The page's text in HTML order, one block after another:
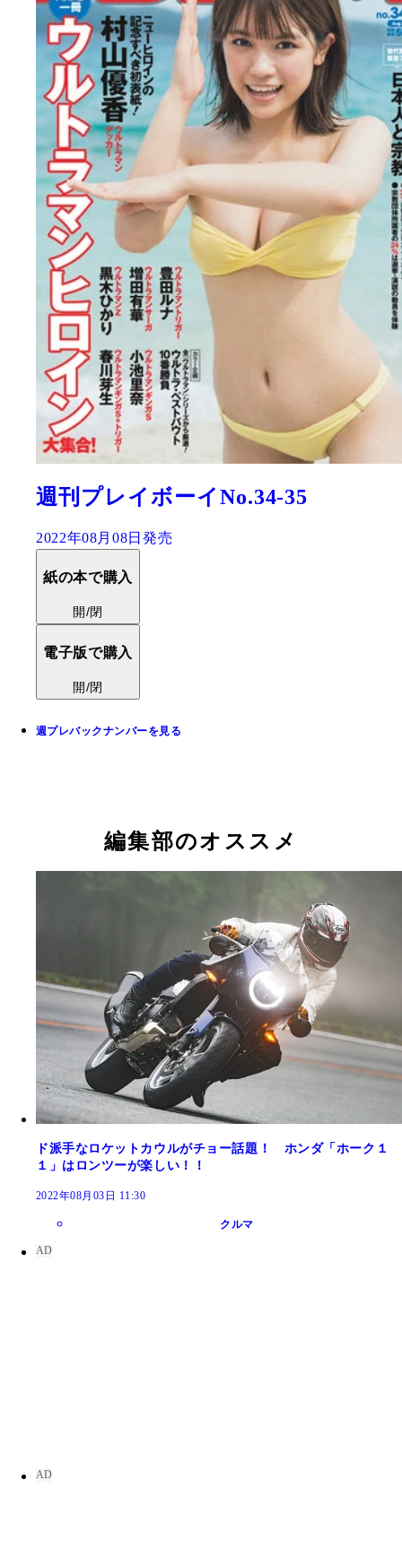
週刊プレイボーイNo.34-35
2022年08月08日発売
紙の本で購入
開/閉
電子版で購入
開/閉
週プレバックナンバーを見る
編集部のオススメ
ド派手なロケットカウルがチョー話題！ ホンダ「ホーク１
１」はロンツーが楽しい！！
2022年08月03日 11:30
クルマ